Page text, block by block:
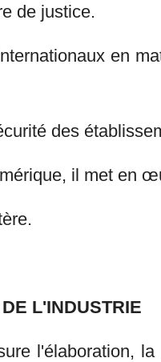
de justice.
en
des
il met en
L'INDUSTRIE
l'élaboration,